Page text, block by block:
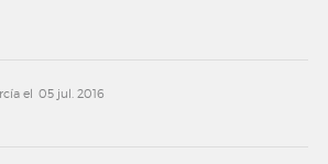
el 05 jul. 2016